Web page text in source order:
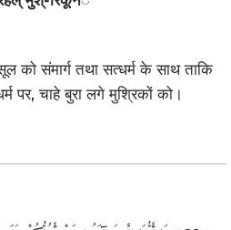
को संमार्ग तथा सत्धर्म के साथ ताकि
पर, चाहे बुरा लगे मुश्रिकों को।